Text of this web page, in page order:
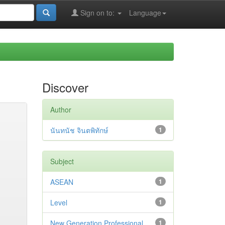
Language
Sign on to:
Discover
Author
1
นันทนัช จินตพิทักษ์
Subject
1
ASEAN
1
Level
1
New Generation Professional